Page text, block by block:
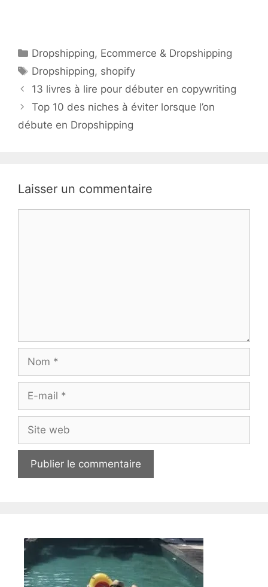
Catégories
Dropshipping, Ecommerce & Dropshipping
Étiquettes
Dropshipping, shopify
13 livres à lire pour débuter en copywriting
Top 10 des niches à éviter lorsque l’on
débute en Dropshipping
Laisser un commentaire
Nom
Site
web